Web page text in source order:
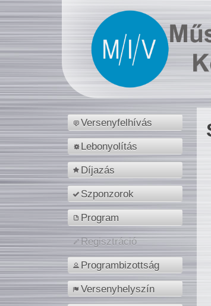
Versenyfelhívás
Lebonyolítás
Díjazás
Szponzorok
Program
Regisztráció
Programbizottság
Versenyhelyszín